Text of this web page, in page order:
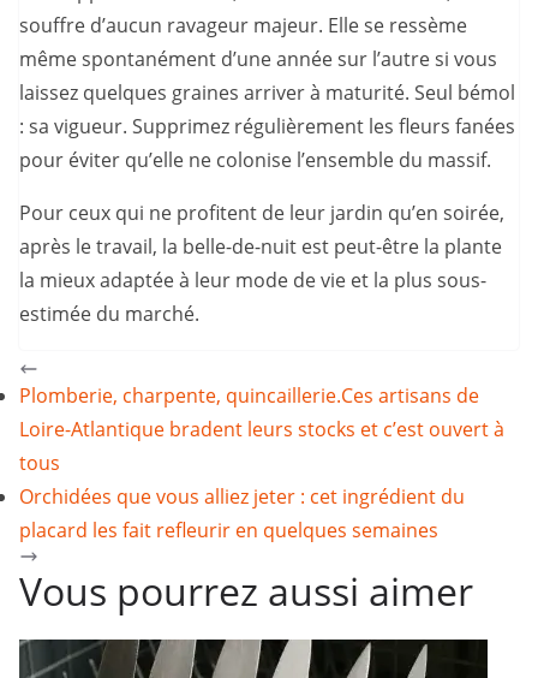
souffre d’aucun ravageur majeur. Elle se ressème
même spontanément d’une année sur l’autre si vous
laissez quelques graines arriver à maturité. Seul bémol
: sa vigueur. Supprimez régulièrement les fleurs fanées
pour éviter qu’elle ne colonise l’ensemble du massif.
Pour ceux qui ne profitent de leur jardin qu’en soirée,
après le travail, la belle-de-nuit est peut-être la plante
la mieux adaptée à leur mode de vie et la plus sous-
estimée du marché.
Plomberie, charpente, quincaillerie.Ces artisans de
Loire-Atlantique bradent leurs stocks et c’est ouvert à
tous
Orchidées que vous alliez jeter : cet ingrédient du
placard les fait refleurir en quelques semaines
Vous pourrez aussi aimer